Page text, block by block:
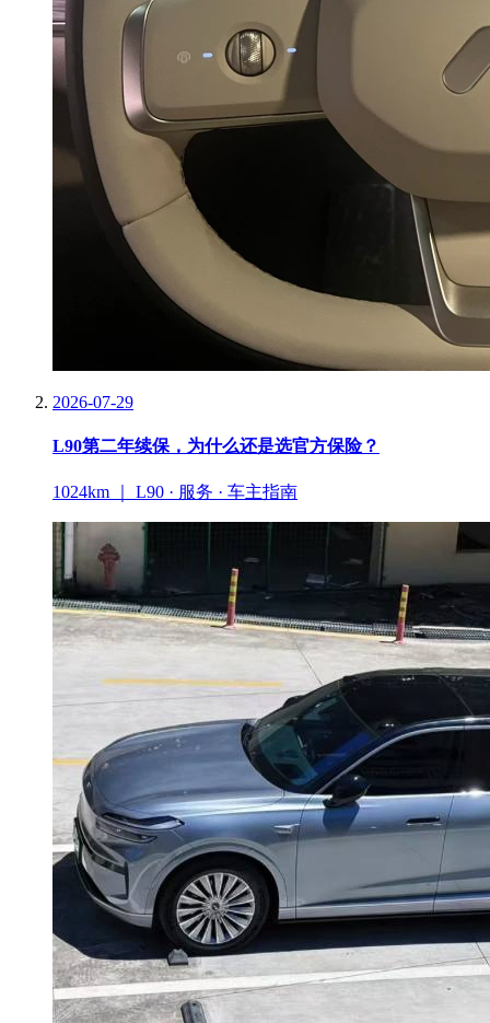
2026-07-29
L90第二年续保，为什么还是选官方保险？
1024km ｜ L90 · 服务 · 车主指南